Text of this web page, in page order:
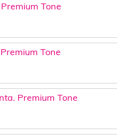
Tone
Tone
Premium Tone